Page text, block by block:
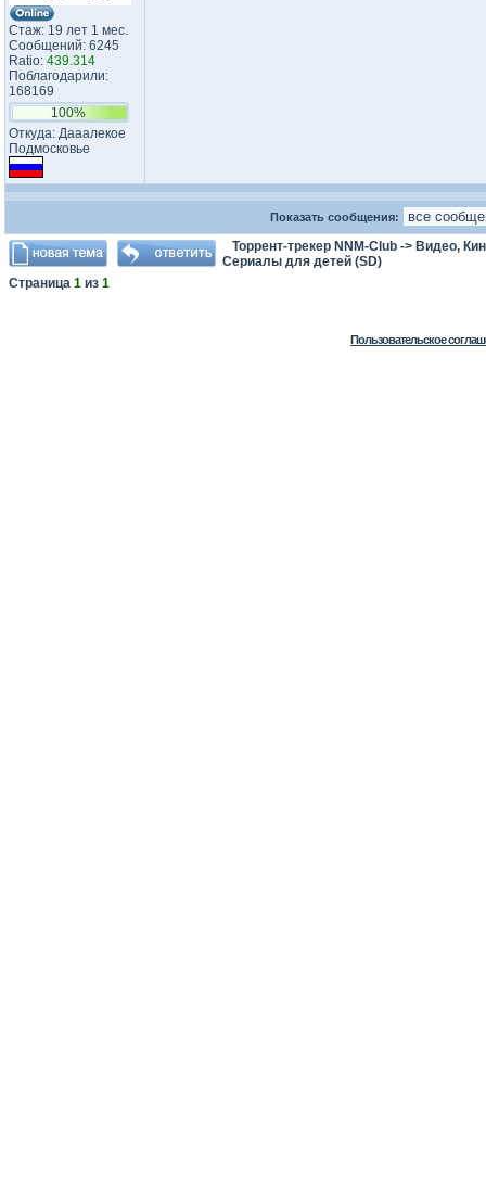
Стаж: 19 лет 1 мес.
Сообщений: 6245
Ratio: 439.314
Поблагодарили:
168169
100%
Откуда: Дааалекое
Подмосковье
Показать сообщения:
Торрент-трекер NNM-Club -> Видео,
Сериалы для детей (SD)
Страница 1 из 1
Пользовательское